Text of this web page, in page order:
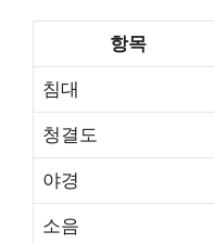
항목
침대
청결도
야경
소음